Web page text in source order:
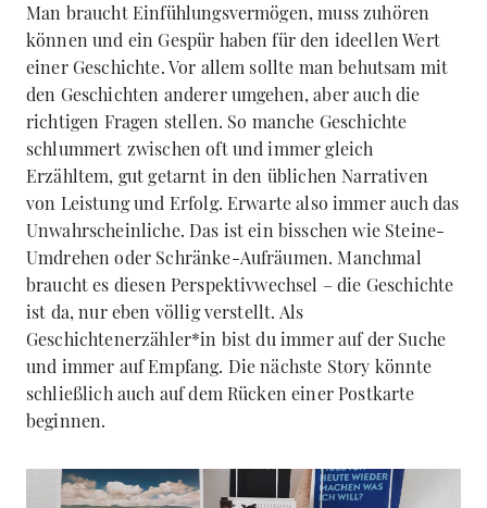
Man braucht Einfühlungsvermögen, muss zuhören
können und ein Gespür haben für den ideellen Wert
einer Geschichte. Vor allem sollte man behutsam mit
den Geschichten anderer umgehen, aber auch die
richtigen Fragen stellen. So manche Geschichte
schlummert zwischen oft und immer gleich
Erzähltem, gut getarnt in den üblichen Narrativen
von Leistung und Erfolg. Erwarte also immer auch das
Unwahrscheinliche. Das ist ein bisschen wie Steine-
Umdrehen oder Schränke-Aufräumen. Manchmal
braucht es diesen Perspektivwechsel – die Geschichte
ist da, nur eben völlig verstellt. Als
Geschichtenerzähler*in bist du immer auf der Suche
und immer auf Empfang. Die nächste Story könnte
schließlich auch auf dem Rücken einer Postkarte
beginnen.